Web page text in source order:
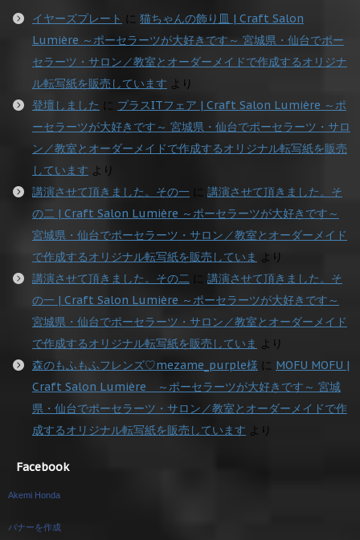
イヤーズプレート に 猫ちゃんの飾り皿 | Craft Salon
Lumière ～ポーセラーツが大好きです～ 宮城県・仙台でポー
セラーツ・サロン／教室とオーダーメイドで作成するオリジナ
ル転写紙を販売しています より
登壇しました に プラスITフェア | Craft Salon Lumière ～ポ
ーセラーツが大好きです～ 宮城県・仙台でポーセラーツ・サロ
ン／教室とオーダーメイドで作成するオリジナル転写紙を販売
しています より
講演させて頂きました。その一
講演させて頂きました。そ
の二 | Craft Salon Lumière ～ポーセラーツが大好きです～
宮城県・仙台でポーセラーツ・サロン／教室とオーダーメイド
で作成するオリジナル転写紙を販売していま より
講演させて頂きました。その二
講演させて頂きました。そ
の一 | Craft Salon Lumière ～ポーセラーツが大好きです～
宮城県・仙台でポーセラーツ・サロン／教室とオーダーメイド
で作成するオリジナル転写紙を販売していま より
森のもふもふフレンズ♡mezame_purple様 に MOFU MOFU |
Craft Salon Lumière ～ポーセラーツが大好きです～ 宮城
県・仙台でポーセラーツ・サロン／教室とオーダーメイドで作
成するオリジナル転写紙を販売しています より
Facebook
Akemi Honda
バナーを作成